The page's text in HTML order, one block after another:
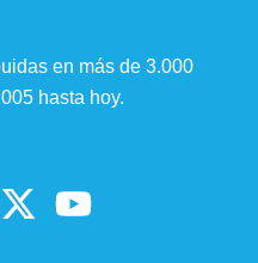
en más de 3.000
hasta hoy.